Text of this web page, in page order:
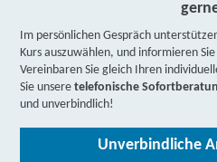
Im persönlichen Gespräch
Kurs auszuwählen, und informieren
Vereinbaren Sie gleich Ihren
Sie unseretelefonische
und unverbindlich!
Unverbindliche